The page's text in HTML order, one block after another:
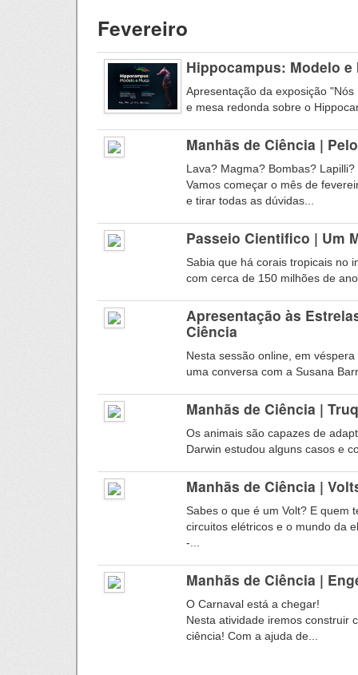
Fevereiro
Hippocampus: Modelo e
Apresentação da exposição
e mesa redonda sobre o
Manhãs de Ciência |
Lava? Magma? Bombas? Lapilli?
Vamos começar o mês de
e tirar todas as dúvidas...
Passeio Cientifico | Um
Sabia que há corais tropicais no
com cerca de 150 milhões de
Apresentação às
Ciência
Nesta sessão online, em
uma conversa com a Susana
Manhãs de Ciência |
Os animais são capazes de
Darwin estudou alguns casos e
Manhãs de Ciência |
Sabes o que é um Volt? E quem
circuitos elétricos e o mundo da
-...
Manhãs de Ciência |
O Carnaval está a chegar!
Nesta atividade iremos construir
ciência! Com a ajuda de...